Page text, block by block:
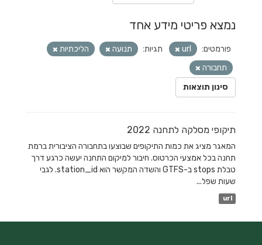
נמצא פריטי מידע אחד
פורמטים: url תגיות: תנועה
הליכתיות
תחבורה
סינון תוצאות
תיקופי מסלקה לתחנה 2022
המאגר מציג את כמות התיקופים שבוצעו בתחבורה הציבורית ברמת
תחנה בכל אמצעי הכרטוס. חיבור למיקום התחנה יעשה כרגע דרך
טבלת stops ב-GTFS והשדה המקשר הוא station_id. לגבי
שעות שפל...
url